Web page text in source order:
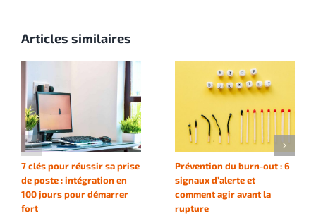
Articles similaires
7 clés pour réussir sa prise
de poste : intégration en
100 jours pour démarrer
fort
Prévention du burn-out : 6
signaux d’alerte et
comment agir avant la
rupture